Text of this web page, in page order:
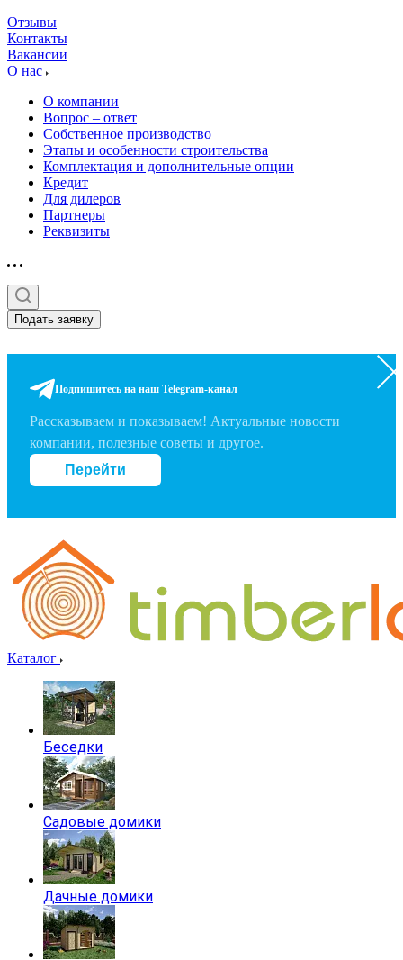
Отзывы
Контакты
Вакансии
О нас
О компании
Вопрос – ответ
Собственное производство
Этапы и особенности строительства
Комплектация и дополнительные опции
Кредит
Для дилеров
Партнеры
Реквизиты
Подать заявку
Подпишитесь на наш Telegram-канал
Рассказываем и показываем! Актуальные новости
компании, полезные советы и другое.
Перейти
Каталог
Беседки
Садовые домики
Дачные домики